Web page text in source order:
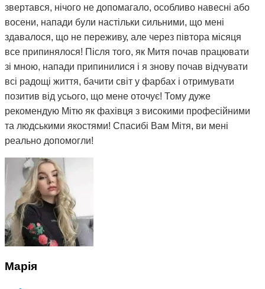
звертався, нічого не допомагало, особливо навесні або
восени, напади були настільки сильними, що мені
здавалося, що не переживу, але через півтора місяця
все припинялося! Після того, як Митя почав працювати
зі мною, напади припинилися і я знову почав відчувати
всі радощі життя, бачити світ у фарбах і отримувати
позитив від усього, що мене оточує! Тому дуже
рекомендую Мітю як фахівця з високими професійними
та людськими якостями! Спасибі Вам Мітя, ви мені
реально допомогли!
Марія